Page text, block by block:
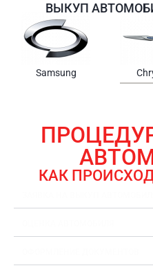
ВЫКУП
Samsung
КАК